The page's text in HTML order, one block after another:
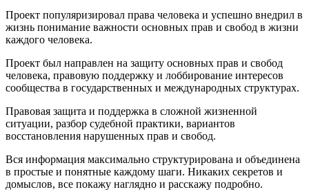
Проект популяризировал права человека и успешно внедрил в
жизнь понимание важности основных прав и свобод в жизни
каждого человека.
Проект был направлен на защиту основных прав и свобод
человека, правовую поддержку и лоббирование интересов
сообщества в государственных и международных структурах.
Правовая защита и поддержка в сложной жизненной
ситуации, разбор судебной практики, вариантов
восстановления нарушенных прав и свобод.
Вся информация максимально структурирована и объединена
в простые и понятные каждому шаги. Никаких секретов и
домыслов, все покажу наглядно и расскажу подробно.